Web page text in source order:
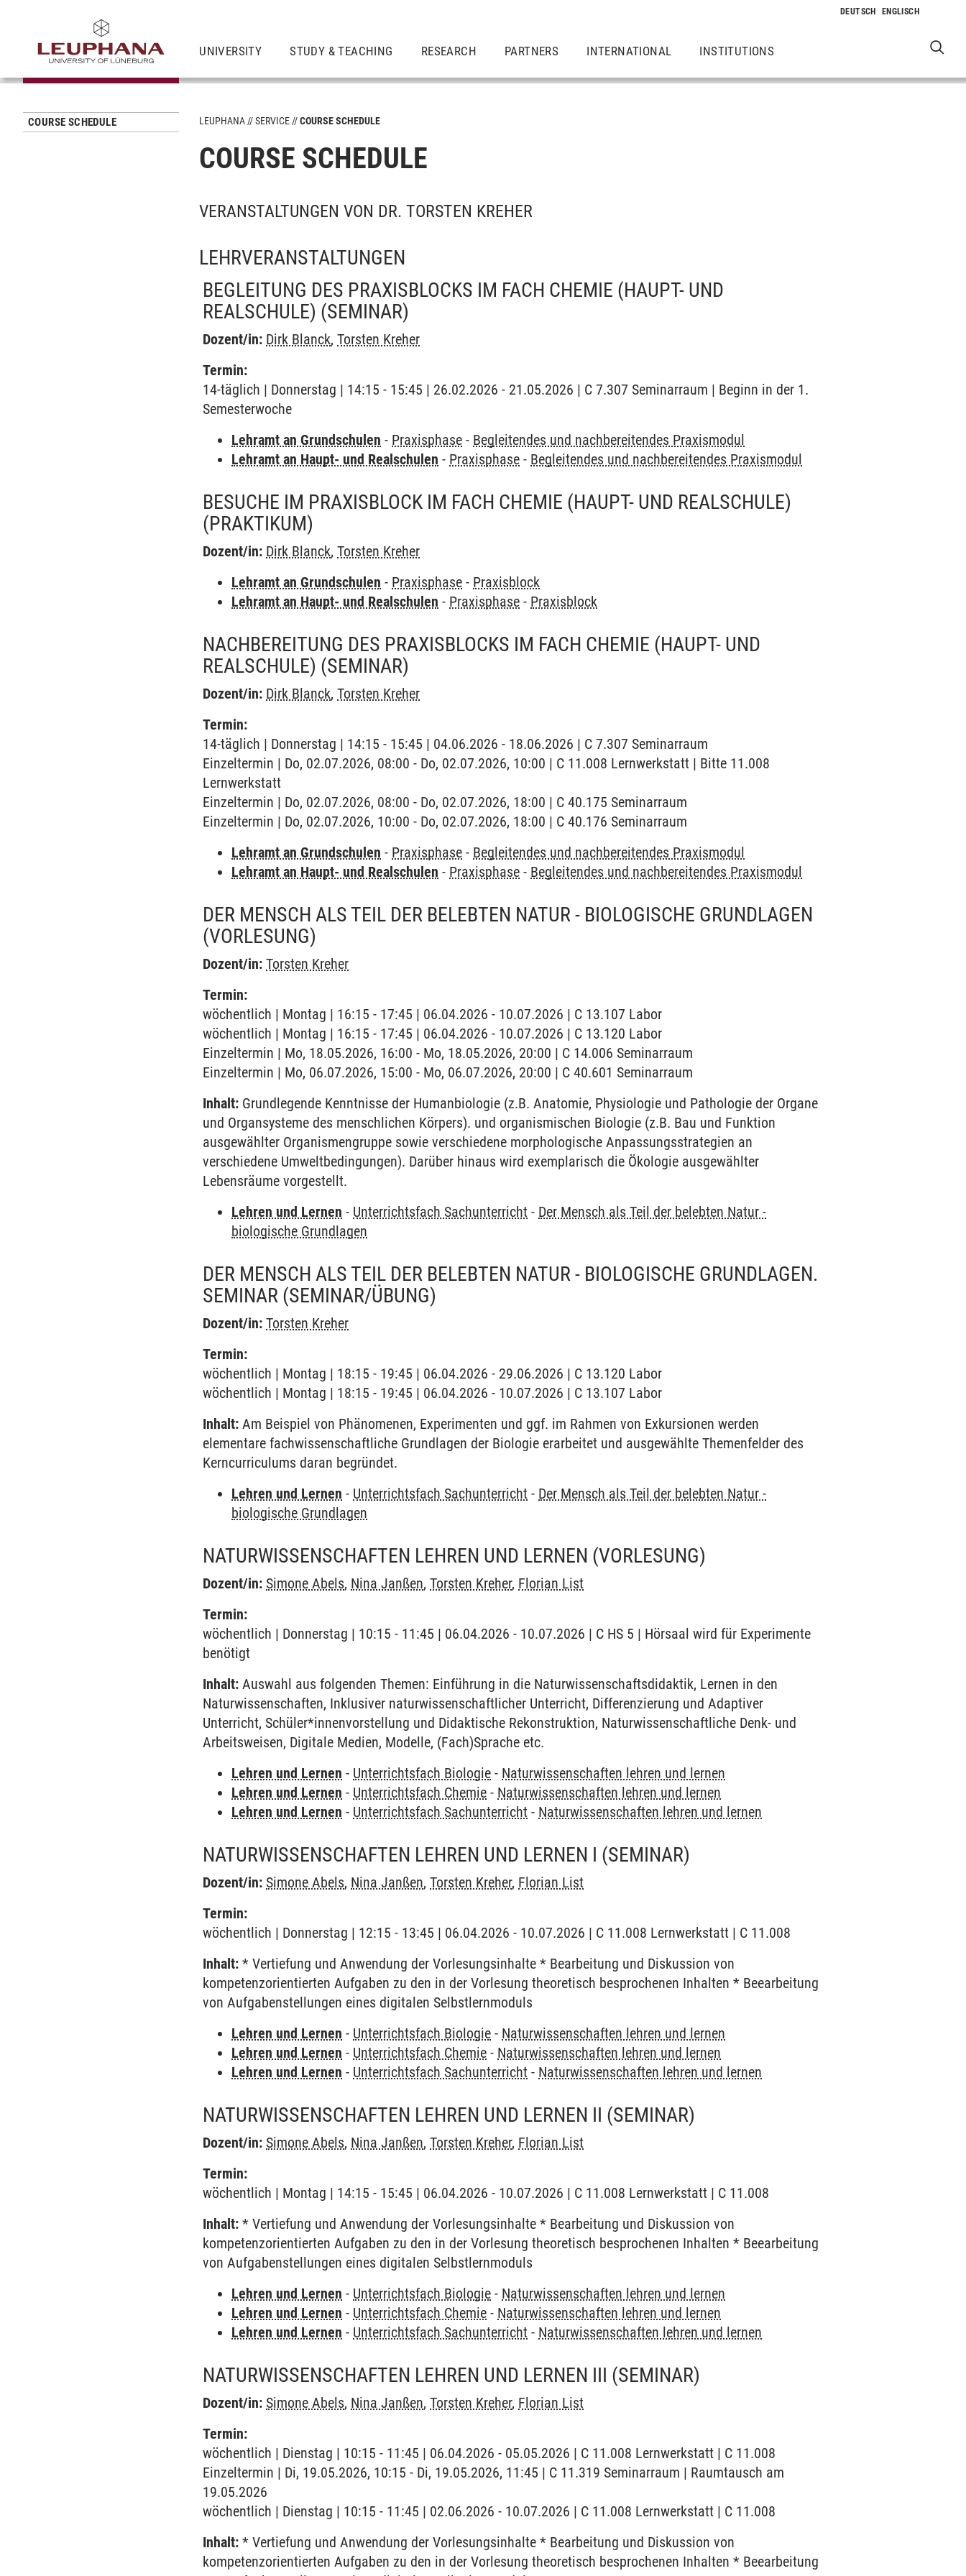
UNIVERSITY STUDY & TEACHING RESEARCH PARTNERS INTERNATIONAL INSTITUTIONS
COURSE SCHEDULE LEUPHANA SERVICE COURSE SCHEDULE
COURSE SCHEDULE
VERANSTALTUNGEN VON DR. TORSTEN KREHER
LEHRVERANSTALTUNGEN
BEGLEITUNG DES PRAXISBLOCKS IM FACH CHEMIE (HAUPT- UND
REALSCHULE) (SEMINAR)
Dozent/in: Dirk Blanck,Torsten Kreher
Termin:
14-täglich | Donnerstag | 14:15 - 15:45 | 26.02.2026 - 21.05.2026 | C 7.307 Seminarraum | Beginn in der 1.
Semesterwoche
Lehramt an Grundschulen - Praxisphase - Begleitendes und nachbereitendes Praxismodul
Lehramt an Haupt- und Realschulen - Praxisphase - Begleitendes und nachbereitendes Praxismodul
BESUCHE IM PRAXISBLOCK IM FACH CHEMIE (HAUPT- UND REALSCHULE)
(PRAKTIKUM)
Dozent/in: Dirk Blanck,Torsten Kreher
Lehramt an Grundschulen - Praxisphase - Praxisblock
Lehramt an Haupt- und Realschulen - Praxisphase - Praxisblock
NACHBEREITUNG DES PRAXISBLOCKS IM FACH CHEMIE (HAUPT- UND
REALSCHULE) (SEMINAR)
Dozent/in: Dirk Blanck,Torsten Kreher
Termin:
14-täglich | Donnerstag | 14:15 - 15:45 | 04.06.2026 - 18.06.2026 | C 7.307 Seminarraum
Einzeltermin | Do, 02.07.2026, 08:00 - Do, 02.07.2026, 10:00 | C 11.008 Lernwerkstatt | Bitte 11.008
Lernwerkstatt
Einzeltermin | Do, 02.07.2026, 08:00 - Do, 02.07.2026, 18:00 | C 40.175 Seminarraum
Einzeltermin | Do, 02.07.2026, 10:00 - Do, 02.07.2026, 18:00 | C 40.176 Seminarraum
Lehramt an Grundschulen - Praxisphase - Begleitendes und nachbereitendes Praxismodul
Lehramt an Haupt- und Realschulen - Praxisphase - Begleitendes und nachbereitendes Praxismodul
DER MENSCH ALS TEIL DER BELEBTEN NATUR - BIOLOGISCHE GRUNDLAGEN
(VORLESUNG)
Dozent/in: Torsten Kreher
Termin:
wöchentlich | Montag | 16:15 - 17:45 | 06.04.2026 - 10.07.2026 | C 13.107 Labor
wöchentlich | Montag | 16:15 - 17:45 | 06.04.2026 - 10.07.2026 | C 13.120 Labor
Einzeltermin | Mo, 18.05.2026, 16:00 - Mo, 18.05.2026, 20:00 | C 14.006 Seminarraum
Einzeltermin | Mo, 06.07.2026, 15:00 - Mo, 06.07.2026, 20:00 | C 40.601 Seminarraum
Inhalt: Grundlegende Kenntnisse der Humanbiologie (z.B. Anatomie, Physiologie und Pathologie der Organe
und Organsysteme des menschlichen Körpers). und organismischen Biologie (z.B. Bau und Funktion
ausgewählter Organismengruppe sowie verschiedene morphologische Anpassungsstrategien an
verschiedene Umweltbedingungen). Darüber hinaus wird exemplarisch die Ökologie ausgewählter
Lebensräume vorgestellt.
Lehren und Lernen - Unterrichtsfach Sachunterricht - Der Mensch als Teil der belebten Natur -
biologische Grundlagen
DER MENSCH ALS TEIL DER BELEBTEN NATUR - BIOLOGISCHE GRUNDLAGEN.
SEMINAR (SEMINAR/ÜBUNG)
Dozent/in: Torsten Kreher
Termin:
wöchentlich | Montag | 18:15 - 19:45 | 06.04.2026 - 29.06.2026 | C 13.120 Labor
wöchentlich | Montag | 18:15 - 19:45 | 06.04.2026 - 10.07.2026 | C 13.107 Labor
Inhalt: Am Beispiel von Phänomenen, Experimenten und ggf. im Rahmen von Exkursionen werden
elementare fachwissenschaftliche Grundlagen der Biologie erarbeitet und ausgewählte Themenfelder des
Kerncurriculums daran begründet.
Lehren und Lernen - Unterrichtsfach Sachunterricht - Der Mensch als Teil der belebten Natur -
biologische Grundlagen
NATURWISSENSCHAFTEN LEHREN UND LERNEN (VORLESUNG)
Dozent/in: Simone Abels, Nina Janßen,Torsten Kreher, Florian List
Termin:
wöchentlich | Donnerstag | 10:15 - 11:45 | 06.04.2026 - 10.07.2026 | C HS 5 | Hörsaal wird für Experimente
benötigt
Inhalt: Auswahl aus folgenden Themen: Einführung in die Naturwissenschaftsdidaktik, Lernen in den
Naturwissenschaften, Inklusiver naturwissenschaftlicher Unterricht, Differenzierung und Adaptiver
Unterricht, Schüler*innenvorstellung und Didaktische Rekonstruktion, Naturwissenschaftliche Denk- und
Arbeitsweisen, Digitale Medien, Modelle, (Fach)Sprache etc.
Lehren und Lernen - Unterrichtsfach Biologie - Naturwissenschaften lehren und lernen
Lehren und Lernen - Unterrichtsfach Chemie - Naturwissenschaften lehren und lernen
Lehren und Lernen - Unterrichtsfach Sachunterricht - Naturwissenschaften lehren und lernen
NATURWISSENSCHAFTEN LEHREN UND LERNEN I (SEMINAR)
Dozent/in: Simone Abels, Nina Janßen,Torsten Kreher, Florian List
Termin:
wöchentlich | Donnerstag | 12:15 - 13:45 | 06.04.2026 - 10.07.2026 | C 11.008 Lernwerkstatt | C 11.008
Inhalt: * Vertiefung und Anwendung der Vorlesungsinhalte * Bearbeitung und Diskussion von
kompetenzorientierten Aufgaben zu den in der Vorlesung theoretisch besprochenen Inhalten * Beearbeitung
von Aufgabenstellungen eines digitalen Selbstlernmoduls
Lehren und Lernen - Unterrichtsfach Biologie - Naturwissenschaften lehren und lernen
Lehren und Lernen - Unterrichtsfach Chemie - Naturwissenschaften lehren und lernen
Lehren und Lernen - Unterrichtsfach Sachunterricht - Naturwissenschaften lehren und lernen
NATURWISSENSCHAFTEN LEHREN UND LERNEN II (SEMINAR)
Dozent/in: Simone Abels, Nina Janßen,Torsten Kreher, Florian List
Termin:
wöchentlich | Montag | 14:15 - 15:45 | 06.04.2026 - 10.07.2026 | C 11.008 Lernwerkstatt | C 11.008
Inhalt: * Vertiefung und Anwendung der Vorlesungsinhalte * Bearbeitung und Diskussion von
kompetenzorientierten Aufgaben zu den in der Vorlesung theoretisch besprochenen Inhalten * Beearbeitung
von Aufgabenstellungen eines digitalen Selbstlernmoduls
Lehren und Lernen - Unterrichtsfach Biologie - Naturwissenschaften lehren und lernen
Lehren und Lernen - Unterrichtsfach Chemie - Naturwissenschaften lehren und lernen
Lehren und Lernen - Unterrichtsfach Sachunterricht - Naturwissenschaften lehren und lernen
NATURWISSENSCHAFTEN LEHREN UND LERNEN III (SEMINAR)
Dozent/in: Simone Abels, Nina Janßen,Torsten Kreher, Florian List
Termin:
wöchentlich | Dienstag | 10:15 - 11:45 | 06.04.2026 - 05.05.2026 | C 11.008 Lernwerkstatt | C 11.008
Einzeltermin | Di, 19.05.2026, 10:15 - Di, 19.05.2026, 11:45 | C 11.319 Seminarraum | Raumtausch am
19.05.2026
wöchentlich | Dienstag | 10:15 - 11:45 | 02.06.2026 - 10.07.2026 | C 11.008 Lernwerkstatt | C 11.008
Inhalt: * Vertiefung und Anwendung der Vorlesungsinhalte * Bearbeitung und Diskussion von
kompetenzorientierten Aufgaben zu den in der Vorlesung theoretisch besprochenen Inhalten * Beearbeitung